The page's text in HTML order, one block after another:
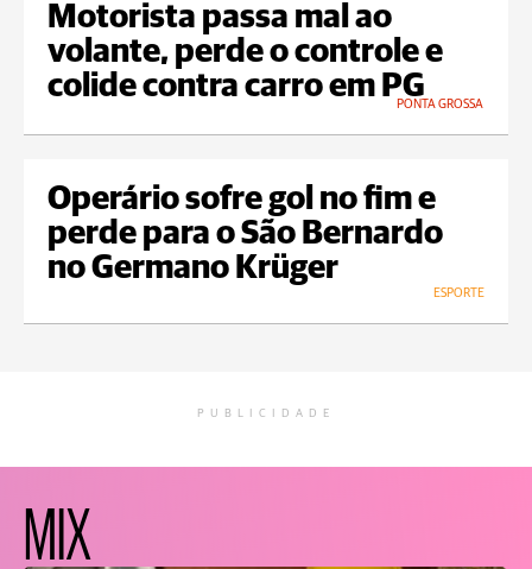
Motorista passa mal ao
volante, perde o controle e
colide contra carro em PG
PONTA GROSSA
Operário sofre gol no fim e
perde para o São Bernardo
no Germano Krüger
ESPORTE
PUBLICIDADE
MIX